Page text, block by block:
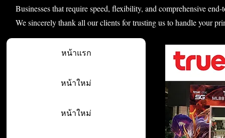
Businesses that require speed, flexibility, and comprehensive
We sincerely thank all our clients for trusting us to handle your
หน้าแรก
หน้าใหม่
หน้าใหม่